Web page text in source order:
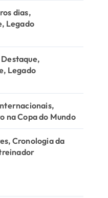
dias,
Legado
Legado
na Copa do Mundo
Cronologia da